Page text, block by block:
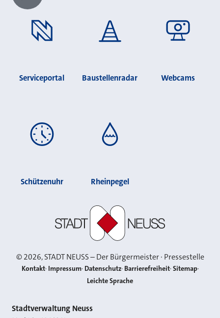
Chatbot laden?
Serviceportal Baustellenradar Webcams
Schützenuhr Rheinpegel
©2026, STADT NEUSS – Der Bürgermeister · Pressestelle
Kontakt Impressum Datenschutz Barrierefreiheit Sitemap
Leichte Sprache
Kontakt
Stadtverwaltung Neuss